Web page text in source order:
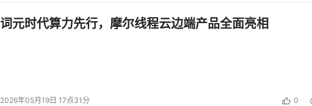
词元时代算力先行，摩尔线程云边端产品全面亮相
2026年05月19日 17点31分 0